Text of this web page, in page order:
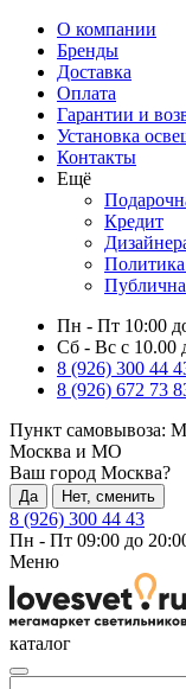
О компании
Бренды
Доставка
Оплата
Гарантии и
Установка
Контакты
Ещё
Кредит
Пн - Пт 10:00
Сб - Вс с 10.00
8 (926) 300 44
8 (926) 672 73
Пункт самовывоза:
Москва и МО
Ваш город Москва?
Да Нет, сменить
8 (926) 300 44 43
Пн - Пт 09:00 до
Меню
каталог